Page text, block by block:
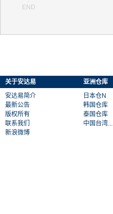
关于安达易
安达易简介
最新公告
版权所有
联系我们
新浪微博
亚洲仓库
日本仓N
韩国仓库
泰国仓库
中国台湾...